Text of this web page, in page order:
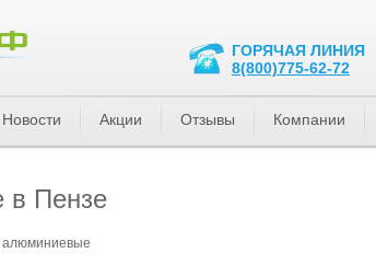
в Пензе
алюминиевые
ГОРЯЧАЯ ЛИНИЯ
8(800)775-62-72
Новости Акции Отзывы Компании